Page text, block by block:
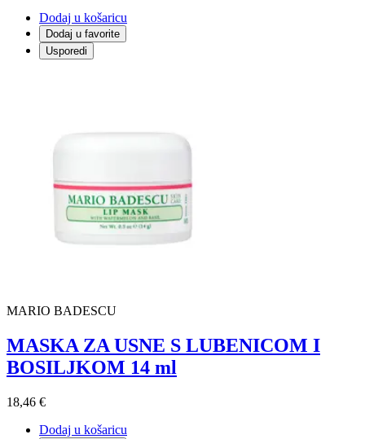
Dodaj u košaricu
Dodaj u favorite
Usporedi
MARIO BADESCU
MASKA ZA USNE S LUBENICOM I
BOSILJKOM 14 ml
18,46 €
Dodaj u košaricu